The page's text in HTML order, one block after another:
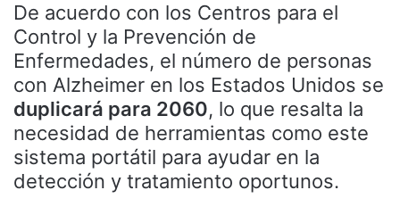
De acuerdo con los Centros para el
Control y la Prevención de
Enfermedades, el número de personas
con Alzheimer en los Estados Unidos se
duplicará para 2060, lo que resalta la
necesidad de herramientas como este
sistema portátil para ayudar en la
detección y tratamiento oportunos.